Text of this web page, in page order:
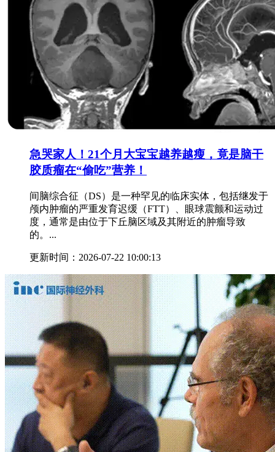
急哭家人！21个月大宝宝越养越瘦，竟是脑干
胶质瘤在“偷吃”营养！
间脑综合征（DS）是一种罕见的临床实体，包括继发于
颅内肿瘤的严重发育迟缓（FTT）、眼球震颤和运动过
度，通常是由位于下丘脑区域及其附近的肿瘤导致
的。...
更新时间：2026-07-22 10:00:13